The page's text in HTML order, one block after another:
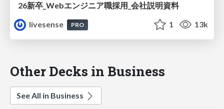
26新卒_Webエンジニア職採用_会社説明資料
livesense
PRO 1 13k
Other Decks in Business
See All in Business